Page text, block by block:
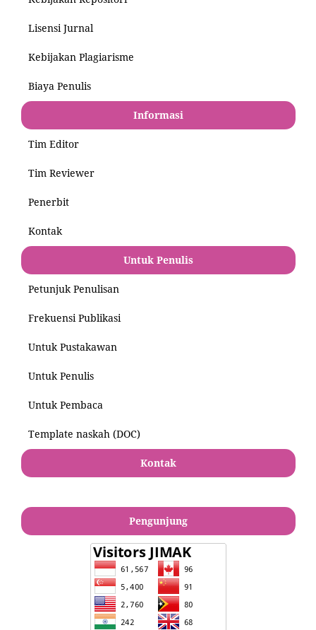
Lisensi Jurnal
Kebijakan Plagiarisme
Biaya Penulis
Informasi
Tim Editor
Tim Reviewer
Penerbit
Kontak
Untuk Penulis
Petunjuk Penulisan
Frekuensi Publikasi
Untuk Pustakawan
Untuk Penulis
Untuk Pembaca
Template naskah (DOC)
Kontak
Pengunjung